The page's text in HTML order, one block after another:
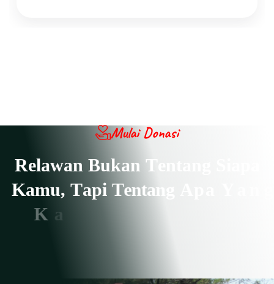
Mulai Donasi
Relawan Bukan T
Kamu, Tapi Tentan
amu